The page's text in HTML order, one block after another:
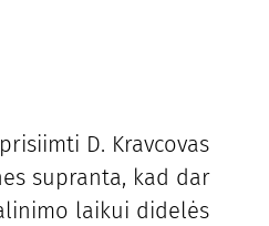
D. Kravcovas
supranta, kad dar
laikui didelės